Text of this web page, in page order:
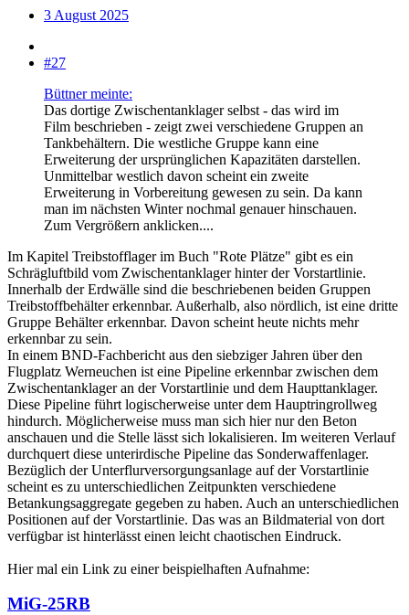
3 August 2025
#27
Büttner meinte:
Das dortige Zwischentanklager selbst - das wird im
Film beschrieben - zeigt zwei verschiedene Gruppen an
Tankbehältern. Die westliche Gruppe kann eine
Erweiterung der ursprünglichen Kapazitäten darstellen.
Unmittelbar westlich davon scheint ein zweite
Erweiterung in Vorbereitung gewesen zu sein. Da kann
man im nächsten Winter nochmal genauer hinschauen.
Zum Vergrößern anklicken....
Im Kapitel Treibstofflager im Buch "Rote Plätze" gibt es ein
Schrägluftbild vom Zwischentanklager hinter der Vorstartlinie.
Innerhalb der Erdwälle sind die beschriebenen beiden Gruppen
Treibstoffbehälter erkennbar. Außerhalb, also nördlich, ist eine dritte
Gruppe Behälter erkennbar. Davon scheint heute nichts mehr
erkennbar zu sein.
In einem BND-Fachbericht aus den siebziger Jahren über den
Flugplatz Werneuchen ist eine Pipeline erkennbar zwischen dem
Zwischentanklager an der Vorstartlinie und dem Haupttanklager.
Diese Pipeline führt logischerweise unter dem Hauptringrollweg
hindurch. Möglicherweise muss man sich hier nur den Beton
anschauen und die Stelle lässt sich lokalisieren. Im weiteren Verlauf
durchquert diese unterirdische Pipeline das Sonderwaffenlager.
Bezüglich der Unterflurversorgungsanlage auf der Vorstartlinie
scheint es zu unterschiedlichen Zeitpunkten verschiedene
Betankungsaggregate gegeben zu haben. Auch an unterschiedlichen
Positionen auf der Vorstartlinie. Das was an Bildmaterial von dort
verfügbar ist hinterlässt einen leicht chaotischen Eindruck.
Hier mal ein Link zu einer beispielhaften Aufnahme:
MiG-25RB